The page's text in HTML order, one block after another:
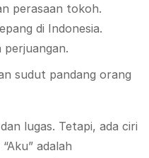
perasaan tokoh.
di Indonesia.
perjuangan.
sudut pandang orang
lugas. Tetapi, ada ciri
adalah